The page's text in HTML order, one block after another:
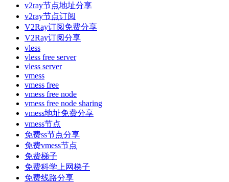
v2ray节点地址分享
v2ray节点订阅
V2Ray订阅免费分享
V2Ray订阅分享
vless
vless free server
vless server
vmess
vmess free
vmess free node
vmess free node sharing
vmess地址免费分享
vmess节点
免费ss节点分享
免费vmess节点
免费梯子
免费科学上网梯子
免费线路分享